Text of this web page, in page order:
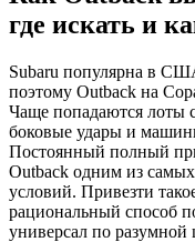
где искать и
Subaru популярна в
поэтому Outback на
Чаще попадаются лоты
боковые удары и
Постоянный полный
Outback одним из
условий. Привезти
рациональный способ
универсал по разумной